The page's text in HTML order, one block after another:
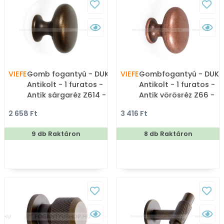
VIEFEGomb fogantyú - DUKE
Antikolt - 1 furatos -
Antik sárgaréz Z614 -
Antikolt, vintage fém
gombfogantyú
(szögletes, kerek)
2 658 Ft
9 db Raktáron
VIEFEGombfogantyú - DUKE
Antikolt - 1 furatos -
Antik vörösréz Z66 -
Antikolt, vintage fém
gombfogantyú
(szögletes, kerek)
3 416 Ft
8 db Raktáron